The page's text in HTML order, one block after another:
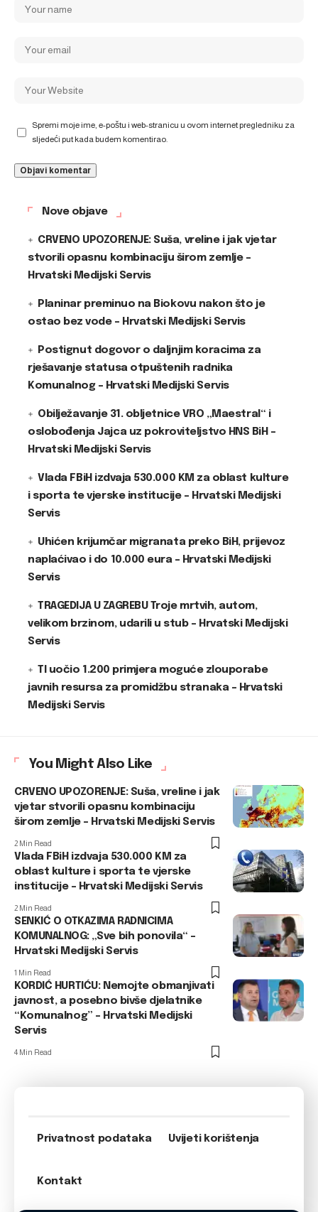
Spremi moje ime, e-poštu i web-stranicu u ovom internet pregledniku za
sljedeći put kada budem komentirao.
Nove objave
CRVENO UPOZORENJE: Suša, vreline i jak vjetar
stvorili opasnu kombinaciju širom zemlje –
Hrvatski Medijski Servis
Planinar preminuo na Biokovu nakon što je
ostao bez vode – Hrvatski Medijski Servis
Postignut dogovor o daljnjim koracima za
rješavanje statusa otpuštenih radnika
Komunalnog – Hrvatski Medijski Servis
Obilježavanje 31. obljetnice VRO „Maestral“ i
oslobođenja Jajca uz pokroviteljstvo HNS BiH –
Hrvatski Medijski Servis
Vlada FBiH izdvaja 530.000 KM za oblast kulture
i sporta te vjerske institucije – Hrvatski Medijski
Servis
Uhićen krijumčar migranata preko BiH, prijevoz
naplaćivao i do 10.000 eura – Hrvatski Medijski
Servis
TRAGEDIJA U ZAGREBU Troje mrtvih, autom,
velikom brzinom, udarili u stub – Hrvatski Medijski
Servis
TI uočio 1.200 primjera moguće zlouporabe
javnih resursa za promidžbu stranaka – Hrvatski
Medijski Servis
You Might Also Like
CRVENO UPOZORENJE: Suša, vreline i jak
vjetar stvorili opasnu kombinaciju
širom zemlje – Hrvatski Medijski Servis
2 Min Read
Vlada FBiH izdvaja 530.000 KM za
oblast kulture i sporta te vjerske
institucije – Hrvatski Medijski Servis
2 Min Read
SENKIĆ O OTKAZIMA RADNICIMA
KOMUNALNOG: „Sve bih ponovila“ –
Hrvatski Medijski Servis
1 Min Read
KORDIĆ HURTIĆU: Nemojte obmanjivati
javnost, a posebno bivše djelatnike
“Komunalnog” – Hrvatski Medijski
Servis
4 Min Read
Privatnost podataka Uvijeti korištenja
Kontakt